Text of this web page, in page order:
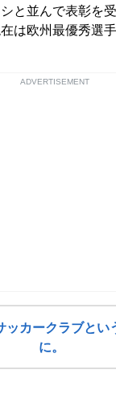
と並んで表彰を
は欧州最優秀選
ADVERTISEMENT
ッカークラブとい
に。